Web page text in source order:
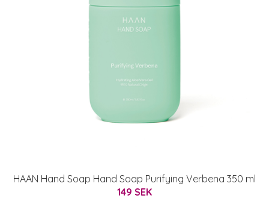
HAAN Hand Soap Hand Soap Purifying Verbena 350 ml
149 SEK